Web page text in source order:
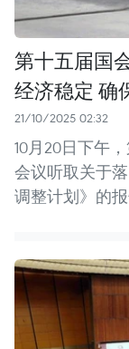
第十五届国
经济稳定 确
21/10/2025 02:32
10月20日下午
会议听取关于
调整计划》的报